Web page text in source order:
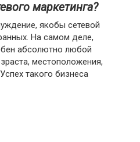
маркетинга?
якобы сетевой
На самом деле,
абсолютно любой
местоположения,
такого бизнеса